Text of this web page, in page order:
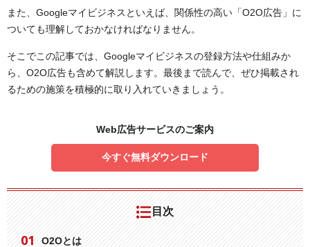
また、Googleマイビジネスといえば、関係性の高い「O2O広告」に
ついても理解しておかなければなりません。
そこでこの記事では、Googleマイビジネスの登録方法や仕組みか
ら、O2O広告も含めて解説します。最後まで読んで、ぜひ掲載され
るための施策を積極的に取り入れていきましょう。
Web広告サービスのご案内
今すぐ無料ダウンロード
目次
O2Oとは